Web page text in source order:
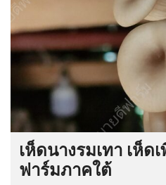
เห็ดนางรมเทา เห็ด
ฟาร์มภาคใต้